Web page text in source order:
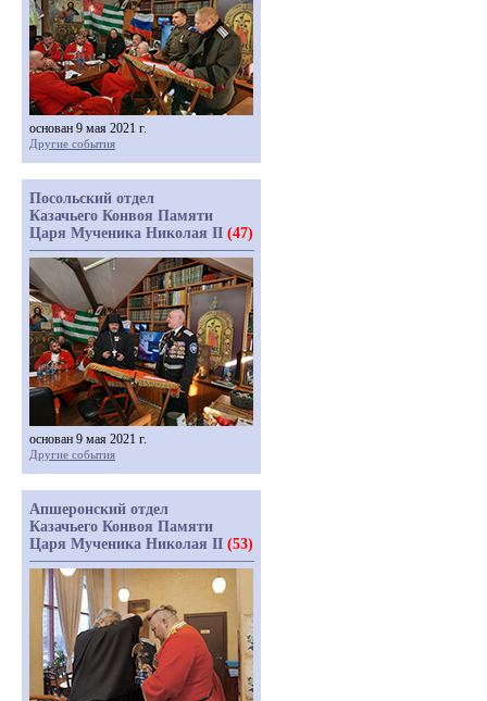
основан 9 мая 2021 г.
Другие события
Посольский отдел
Казачьего Конвоя Памяти
Царя Мученика Николая II (47)
основан 9 мая 2021 г.
Другие события
Апшеронский отдел
Казачьего Конвоя Памяти
Царя Мученика Николая II (53)